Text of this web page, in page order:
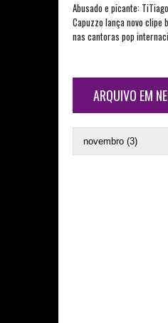
Abusado e picante: TiTiago
Capuzzo lança novo clipe
nas cantoras pop
ARQUIVO EM